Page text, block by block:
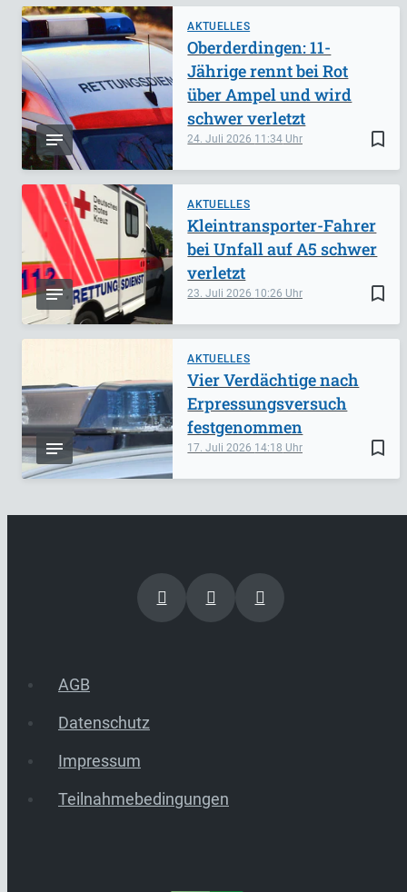
AKTUELLES
bookmark_border
24. Juli 2026 11:34
Oberderdingen: 11-
Jährige rennt bei Rot
über Ampel und wird
schwer verletzt
AKTUELLES
bookmark_border
23. Juli 2026 10:26
Kleintransporter-Fahrer
bei Unfall auf A5 schwer
verletzt
AKTUELLES
bookmark_border
17. Juli 2026 14:18
Vier Verdächtige nach
Erpressungsversuch
festgenommen
AGB
Datenschutz
Impressum
Teilnahmebedingungen